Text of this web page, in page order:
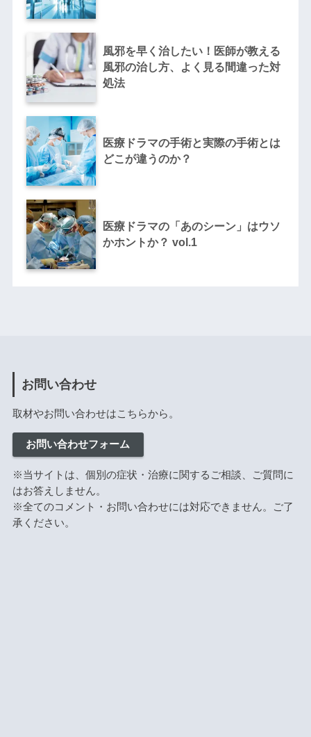
風邪を早く治したい！医師が教える
風邪の治し方、よく見る間違った対
処法
医療ドラマの手術と実際の手術とは
どこが違うのか？
医療ドラマの「あのシーン」はウソ
かホントか？ vol.1
お問い合わせ
取材やお問い合わせはこちらから。
お問い合わせフォーム
※当サイトは、個別の症状・治療に関するご相談、ご質問に
はお答えしません。
※全てのコメント・お問い合わせには対応できません。ご了
承ください。